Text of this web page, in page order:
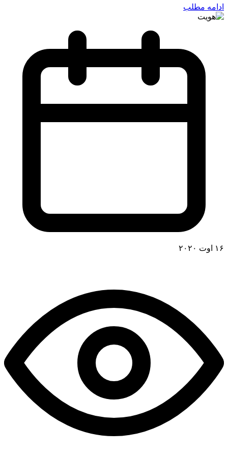
ادامه مطلب
۱۶ اوت ۲۰۲۰